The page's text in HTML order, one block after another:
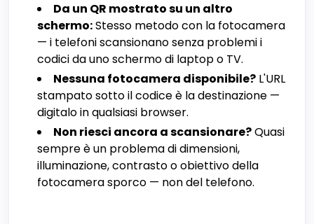
Da un QR mostrato su un altro
schermo:Stesso metodo con la fotocamera
— i telefoni scansionano senza problemi i
codici da uno schermo di laptop o TV.
Nessuna fotocamera disponibile? L'URL
stampato sotto il codice è la destinazione —
digitalo in qualsiasi browser.
Non riesci ancora a scansionare?Quasi
sempre è un problema di dimensioni,
illuminazione, contrasto o obiettivo della
fotocamera sporco — non del telefono.